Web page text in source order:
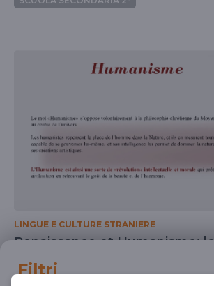
LINGUE E CULTURE STRANIERE
Renaissance et Humanisme: le panorama
La Renaissance: de l'Italie à la France
Filtri